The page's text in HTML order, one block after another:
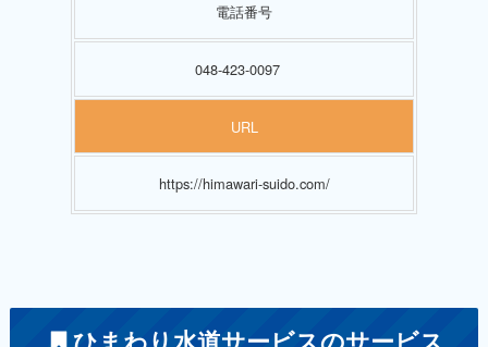
電話番号
048-423-0097
URL
https://himawari-suido.com/